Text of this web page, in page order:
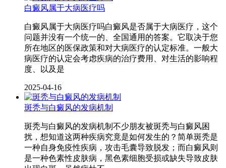
白癜风属于大病医疗吗
白癜风属于大病医疗吗白癜风是否属于大病医疗，这个
问题并没有一个统一的、全国通用的答案。它取决于您
所在地区的医保政策和对大病医疗的认定标准。一般大
病医疗的认定会考虑疾病的治疗费用、对生活的影响程
度、以及是
2025-04-16
斑秃与白癜风的发病机制
斑秃与白癜风的发病机制不少朋友被斑秃与白癜风困
扰，想知道这两种疾病究竟是如何发生的？简单斑秃是
一种自身免疫性疾病，攻击毛囊导致脱发；而白癜风则
是一种色素性皮肤病，黑色素细胞受损或缺失导致皮肤